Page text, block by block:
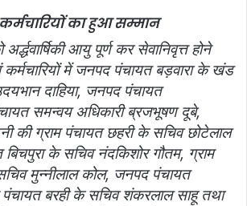
का हुआ सम्मान
आयु पूर्ण कर सेवानिवृत्त होने
कर्मचारियों में जनपद पंचायत बड़वारा के खंड
दाहिया, जनपद पंचायत
समन्वय अधिकारी ब्रजभूषण दूबे,
की ग्राम पंचायत छहरी के सचिव छोटेलाल
बिचपुरा के सचिव नंदकिशोर गौतम, ग्राम
मुन्नीलाल कोल, जनपद पंचायत
पंचायत बरही के सचिव शंकरलाल साहू तथा